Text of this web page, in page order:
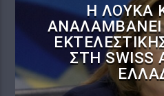
Η ΛΟΎΚΑ
ΣΤΗ SWISS